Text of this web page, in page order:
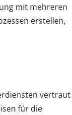
mit mehreren
erstellen,
vertraut
für die